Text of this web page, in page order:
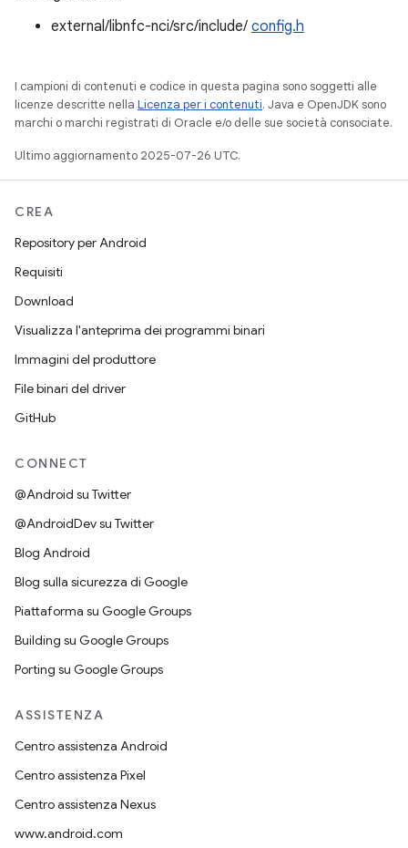
external/libnfc-nci/src/include/ config.h
I campioni di contenuti e codice in questa pagina sono soggetti alle
licenze descritte nella Licenza per i contenuti. Java e OpenJDK sono
marchi o marchi registrati di Oracle e/o delle sue società consociate.
Ultimo aggiornamento 2025-07-26 UTC.
CREA
Repository per Android
Requisiti
Download
Visualizza l'anteprima dei programmi binari
Immagini del produttore
File binari del driver
GitHub
CONNECT
@Android su Twitter
@AndroidDev su Twitter
Blog Android
Blog sulla sicurezza di Google
Piattaforma su Google Groups
Building su Google Groups
Porting su Google Groups
ASSISTENZA
Centro assistenza Android
Centro assistenza Pixel
Centro assistenza Nexus
www.android.com